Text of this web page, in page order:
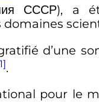
СССР), a
domaines
d’une
.
pour le